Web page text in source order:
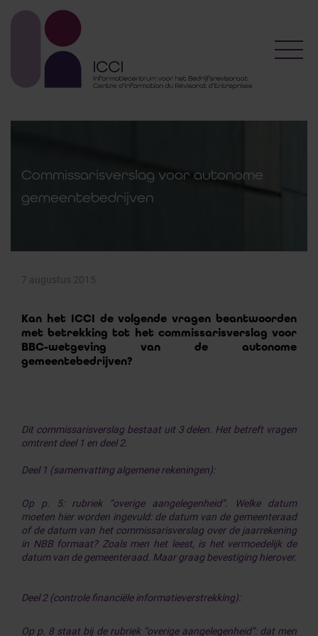
Commissarisverslag voor autonome
gemeentebedrijven
7 augustus 2015
Kan het ICCI de volgende vragen beantwoorden
met betrekking tot het commissarisverslag voor
BBC-wetgeving van de autonome
gemeentebedrijven?
Dit commissarisverslag bestaat uit 3 delen. Het betreft vragen
omtrent deel 1 en deel 2.
Deel 1 (samenvatting algemene rekeningen):
Op p. 5: rubriek “overige aangelegenheid”. Welke datum
moeten hier worden ingevuld: de datum van de gemeenteraad
of de datum van het commissarisverslag over de jaarrekening
in NBB formaat? Zoals men het leest, is het vermoedelijk de
datum van de gemeenteraad. Maar graag bevestiging hierover.
Deel 2 (controle financiële informatieverstrekking):
Op p. 8 staat bij de rubriek “overige aangelegenheid”: dat men